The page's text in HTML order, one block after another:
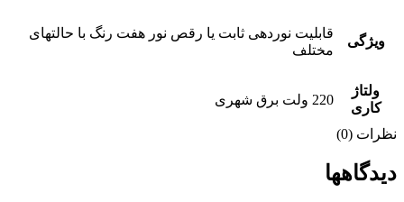
ویژگی
قابلیت نوردهی ثابت یا رقص نور هفت رنگ با حالتهای
مختلف
ولتاژ
کاری
220 ولت برق شهری
نظرات (0)
دیدگاهها